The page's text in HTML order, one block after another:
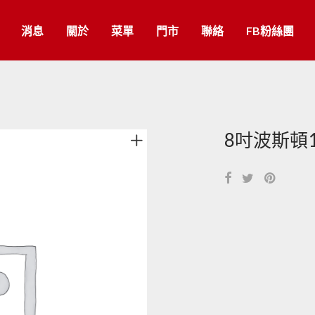
消息 關於 菜單 門市 聯絡 FB粉絲團
8吋波斯頓